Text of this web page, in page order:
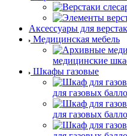
Аксессуары для
Медицинская мебель
медицинские
Шкафы газовые
для газовых
для газовых